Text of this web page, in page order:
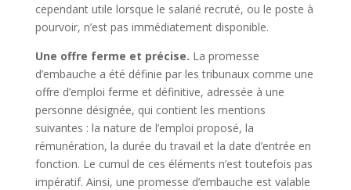
cependant utile lorsque le salarié recruté, ou le poste à
pourvoir, n’est pas immédiatement disponible.
Une offre ferme et précise. La promesse
d’embauche a été définie par les tribunaux comme une
offre d’emploi ferme et définitive, adressée à une
personne désignée, qui contient les mentions
suivantes : la nature de l’emploi proposé, la
rémunération, la durée du travail et la date d’entrée en
fonction. Le cumul de ces éléments n’est toutefois pas
impératif. Ainsi, une promesse d’embauche est valable